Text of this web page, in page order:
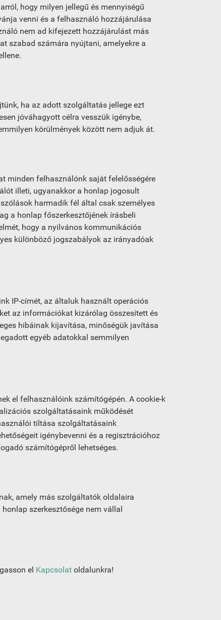
hogy milyen jellegű és mennyiségű
venni és a felhasználó hozzájárulása
nem ad kifejezett hozzájárulást más
szabad számára nyújtani, amelyekre a
ha az adott szolgáltatás jellege ezt
jóváhagyott célra vesszük igénybe,
körülmények között nem adjuk át.
minden felhasználónk saját felelősségére
illeti, ugyanakkor a honlap jogosult
harmadik fél által csak személyes
a honlap főszerkesztőjének írásbeli
hogy a nyilvános kommunikációs
különböző jogszabályok az irányadóak
IP-címét, az általuk használt operációs
az információkat kizárólag összesített és
hibáinak kijavítása, minőségük javítása
egyéb adatokkal semmilyen
el felhasználóink számítógépén. A cookie-k
szolgáltatásaink működését
tiltása szolgáltatásaink
igénybevenni és a regisztrációhoz
számítógépről lehetséges.
amely más szolgáltatók oldalaira
szerkesztősége nem vállal
el Kapcsolat oldalunkra!